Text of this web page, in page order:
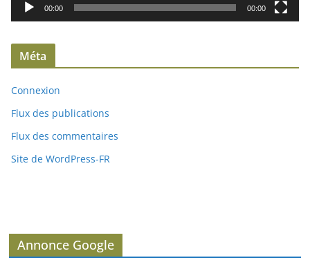
d
00:00 00:00
Méta
Connexion
Flux des publications
Flux des commentaires
Site de WordPress-FR
Annonce Google